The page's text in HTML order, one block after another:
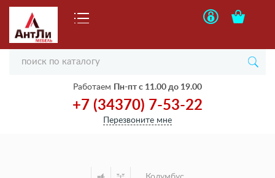
Работаем Пн-пт с 11.00 до 19.00
+7 (34370) 7-53-22
Перезвоните мне